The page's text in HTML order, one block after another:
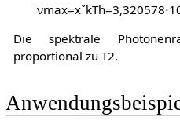
νmax=xˇkTh=3,320578⋅1
Die spektrale
proportional zu T2.